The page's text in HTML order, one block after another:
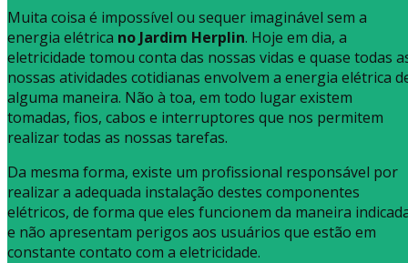
Muita coisa é impossível ou sequer imaginável sem a
energia elétrica no Jardim Herplin. Hoje em dia, a
eletricidade tomou conta das nossas vidas e quase todas
nossas atividades cotidianas envolvem a energia elétrica
alguma maneira. Não à toa, em todo lugar existem
tomadas, fios, cabos e interruptores que nos permitem
realizar todas as nossas tarefas.
Da mesma forma, existe um profissional responsável por
realizar a adequada instalação destes componentes
elétricos, de forma que eles funcionem da maneira
e não apresentam perigos aos usuários que estão em
constante contato com a eletricidade.